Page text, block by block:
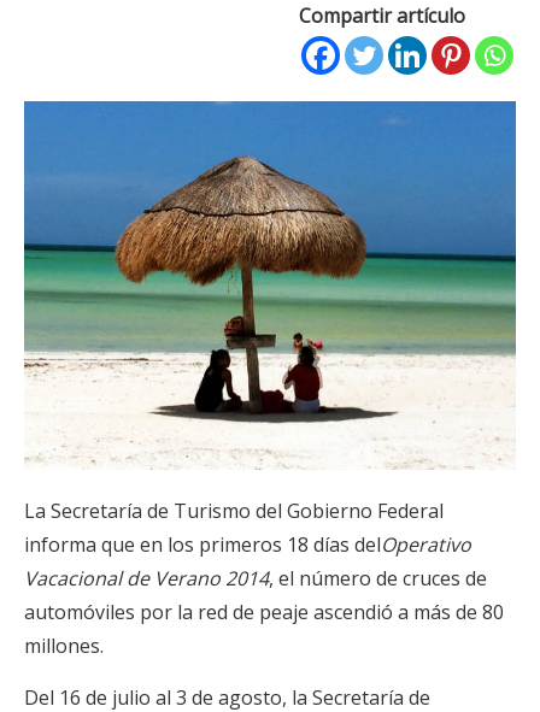
Compartir artículo
La Secretaría de Turismo del Gobierno Federal
informa que en los primeros 18 días delOperativo
Vacacional de Verano 2014, el número de cruces de
automóviles por la red de peaje ascendió a más de 80
millones.
Del 16 de julio al 3 de agosto, la Secretaría de